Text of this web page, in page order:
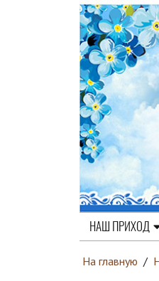
НАШ ПРИХОД
На главную /